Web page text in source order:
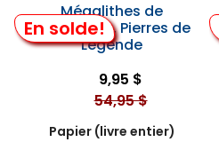
En solde!
Mégalithes de
Normandie, Pierres de
Légende
9,95 $
54,95 $
Papier (livre entier)